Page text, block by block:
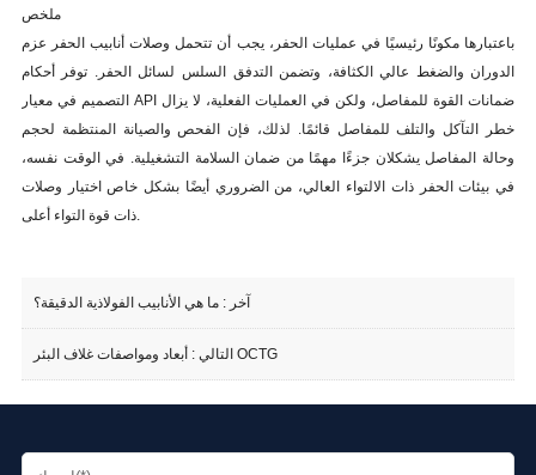
ملخص
باعتبارها مكونًا رئيسيًا في عمليات الحفر، يجب أن تتحمل وصلات أنابيب الحفر عزم
الدوران والضغط عالي الكثافة، وتضمن التدفق السلس لسائل الحفر. توفر أحكام
التصميم في معيار API ضمانات القوة للمفاصل، ولكن في العمليات الفعلية، لا يزال
خطر التآكل والتلف للمفاصل قائمًا. لذلك، فإن الفحص والصيانة المنتظمة لحجم
وحالة المفاصل يشكلان جزءًا مهمًا من ضمان السلامة التشغيلية. في الوقت نفسه،
في بيئات الحفر ذات الالتواء العالي، من الضروري أيضًا بشكل خاص اختيار وصلات
ذات قوة التواء أعلى.
آخر :ما هي الأنابيب الفولاذية الدقيقة؟
التالي :أبعاد ومواصفات غلاف البئر OCTG